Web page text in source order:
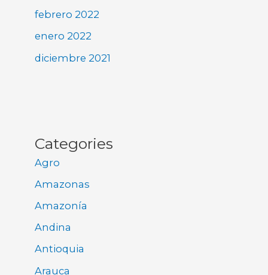
febrero 2022
enero 2022
diciembre 2021
Categories
Agro
Amazonas
Amazonía
Andina
Antioquia
Arauca